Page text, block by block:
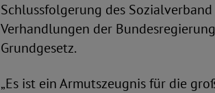
Schlussfolgerung des
Verhandlungen der
Grundgesetz.
„Es ist ein Armutszeugnis für die